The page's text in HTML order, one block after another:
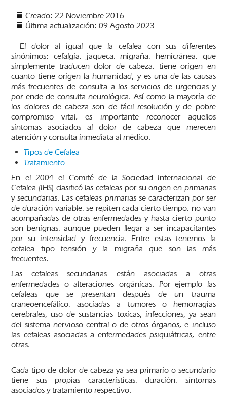
Creado: 22 Noviembre 2016
Última actualización: 09 Agosto 2023
El dolor al igual que la cefalea con sus diferentes
sinónimos: cefalgia, jaqueca, migraña, hemicránea, que
simplemente traducen dolor de cabeza, tiene origen en
cuanto tiene origen la humanidad, y es una de las causas
más frecuentes de consulta a los servicios de urgencias y
por ende de consulta neurológica. Así como la mayoría de
los dolores de cabeza son de fácil resolución y de pobre
compromiso vital, es importante reconocer aquellos
síntomas asociados al dolor de cabeza que merecen
atención y consulta inmediata al médico.
Tipos de Cefalea
Tratamiento
En el 2004 el Comité de la Sociedad Internacional de
Cefalea (IHS) clasificó las cefaleas por su origen en primarias
y secundarias. Las cefaleas primarias se caracterizan por ser
de duración variable, se repiten cada cierto tiempo, no van
acompañadas de otras enfermedades y hasta cierto punto
son benignas, aunque pueden llegar a ser incapacitantes
por su intensidad y frecuencia. Entre estas tenemos la
cefalea tipo tensión y la migraña que son las más
frecuentes.
Las cefaleas secundarias están asociadas a otras
enfermedades o alteraciones orgánicas. Por ejemplo las
cefaleas que se presentan después de un trauma
craneoencefálico, asociadas a tumores o hemorragias
cerebrales, uso de sustancias toxicas, infecciones, ya sean
del sistema nervioso central o de otros órganos, e incluso
las cefaleas asociadas a enfermedades psiquiátricas, entre
otras.
Cada tipo de dolor de cabeza ya sea primario o secundario
tiene sus propias características, duración, síntomas
asociados y tratamiento respectivo.